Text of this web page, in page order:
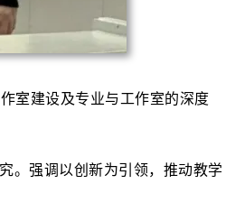
室建设及专业与工作室的深度
。强调以创新为引领，推动教学